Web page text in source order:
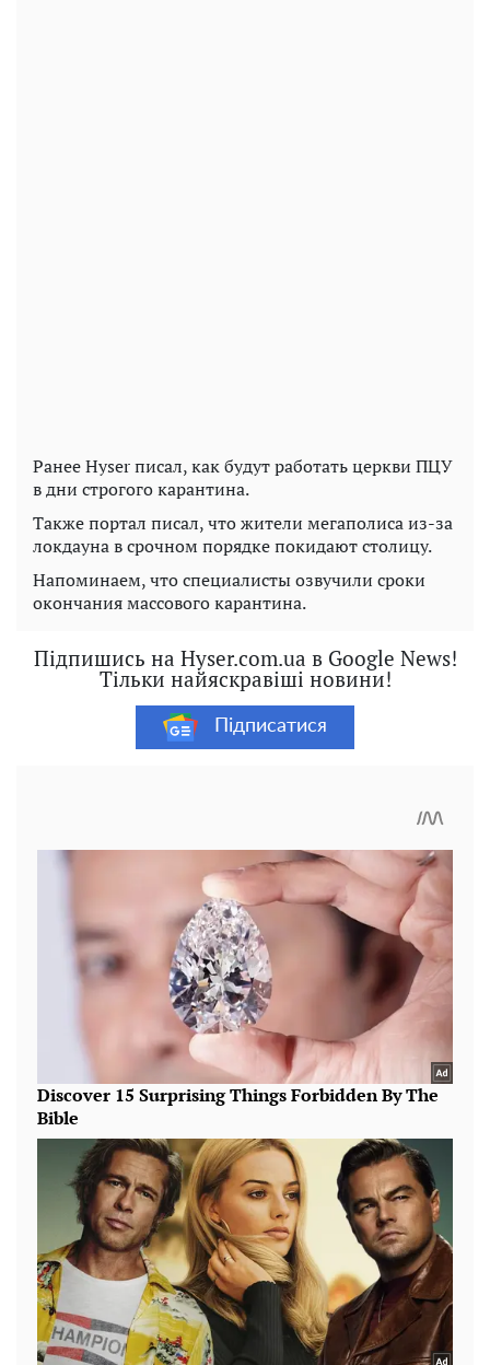
Ранее Hyser писал, как будут работать церкви ПЦУ
в дни строгого карантина.
Также портал писал, что жители мегаполиса из-за
локдауна в срочном порядке покидают столицу.
Напоминаем, что специалисты озвучили сроки
окончания массового карантина.
Підпишись на Hyser.com.ua в Google News!
Тільки найяскравіші новини!
Підписатися